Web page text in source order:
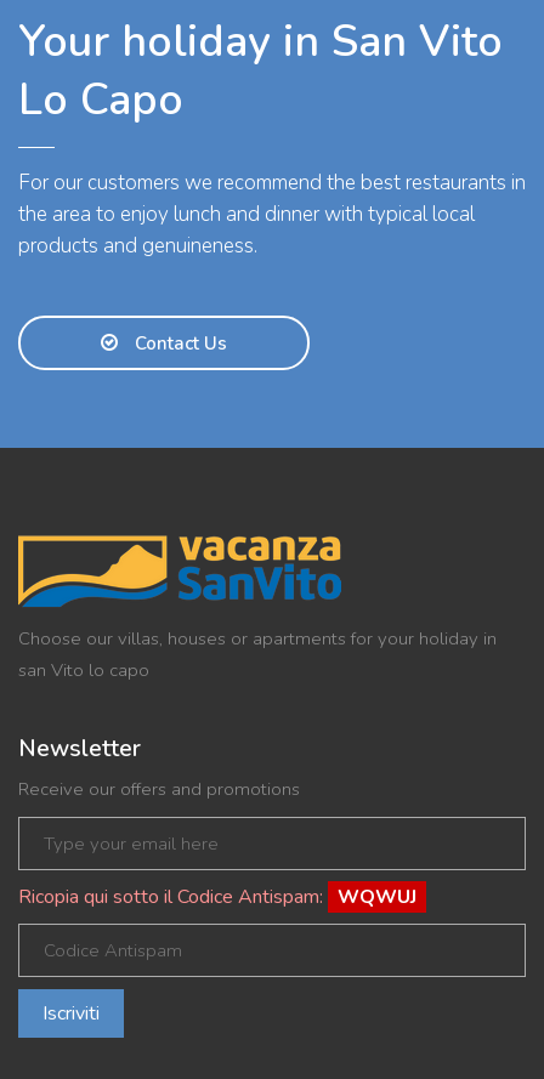
Your holiday in San Vito
Lo Capo
For our customers we recommend the best restaurants in
the area to enjoy lunch and dinner with typical local
products and genuineness.
Contact Us
Choose our villas, houses or apartments for your holiday in
san Vito lo capo
Newsletter
Receive our offers and promotions
Ricopia qui sotto il Codice Antispam: WQWUJ
Iscriviti